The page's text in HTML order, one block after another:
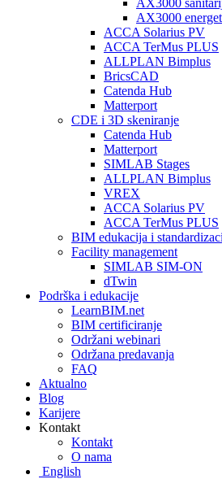
AX3000
AX3000
ACCA Solarius PV
ACCA TerMus PLUS
ALLPLAN Bimplus
BricsCAD
Catenda Hub
Matterport
CDE i 3D skeniranje
Catenda Hub
Matterport
SIMLAB Stages
ALLPLAN Bimplus
VREX
ACCA Solarius PV
ACCA TerMus PLUS
BIM edukacija i
Facility management
SIMLAB SIM-ON
dTwin
Podrška i edukacije
LearnBIM.net
BIM certificiranje
Održani webinari
Održana predavanja
FAQ
Aktualno
Blog
Karijere
Kontakt
Kontakt
O nama
English